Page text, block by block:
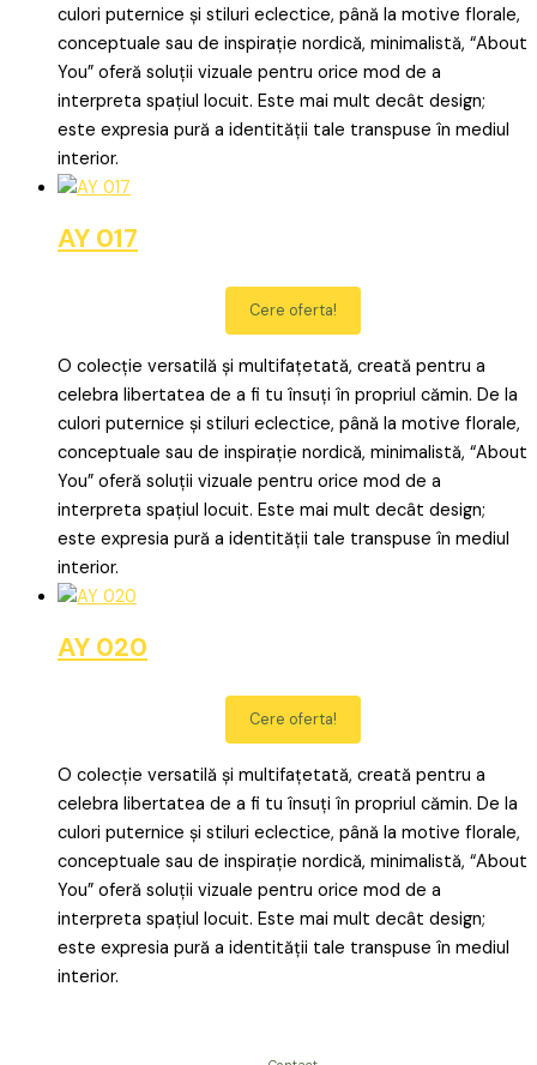
culori puternice și stiluri eclectice, până la motive florale,
conceptuale sau de inspirație nordică, minimalistă, “About
You” oferă soluții vizuale pentru orice mod de a
interpreta spațiul locuit. Este mai mult decât design;
este expresia pură a identității tale transpuse în mediul
interior.
AY 017
Cere oferta!
O colecție versatilă și multifațetată, creată pentru a
celebra libertatea de a fi tu însuți în propriul cămin. De la
culori puternice și stiluri eclectice, până la motive florale,
conceptuale sau de inspirație nordică, minimalistă, “About
You” oferă soluții vizuale pentru orice mod de a
interpreta spațiul locuit. Este mai mult decât design;
este expresia pură a identității tale transpuse în mediul
interior.
AY 020
Cere oferta!
O colecție versatilă și multifațetată, creată pentru a
celebra libertatea de a fi tu însuți în propriul cămin. De la
culori puternice și stiluri eclectice, până la motive florale,
conceptuale sau de inspirație nordică, minimalistă, “About
You” oferă soluții vizuale pentru orice mod de a
interpreta spațiul locuit. Este mai mult decât design;
este expresia pură a identității tale transpuse în mediul
interior.